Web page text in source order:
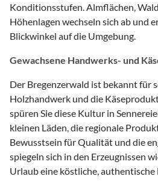
Konditionsstufen. Almflächen,
Höhenlagen wechseln sich ab und
Blickwinkel auf die Umgebung.
Gewachsene Handwerks- und
Der Bregenzerwald ist bekannt für
Holzhandwerk und die
spüren Sie diese Kultur in
kleinen Läden, die regionale
Bewusstsein für Qualität und die
spiegeln sich in den Erzeugnissen
Urlaub eine köstliche, authentische